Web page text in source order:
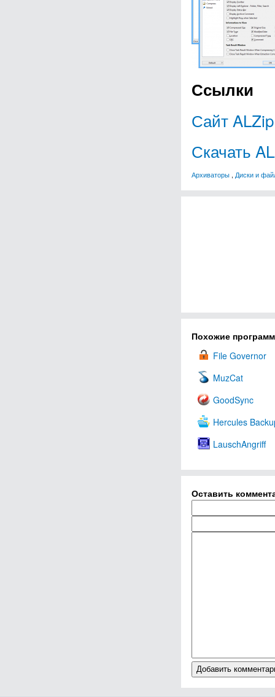
Ссылки
Сайт ALZip
Скачать
Архиваторы , Диски и
Похожие
File Governor
MuzCat
GoodSync
Hercules
LauschAngriff
Оставить